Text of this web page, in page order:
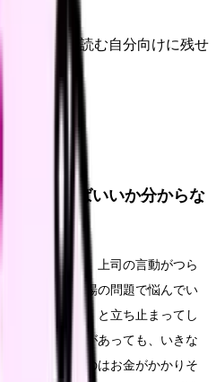
僚やあとで読む自分向けに残せ
投稿文コピー
連絡すればいいか分からな
給を断られた。上司の言動がつら
められた。職場の問題で悩んでい
いいんだろう」と立ち止まってし
は聞いたことがあっても、いきな
弁護士に頼むのはお金がかかりそ